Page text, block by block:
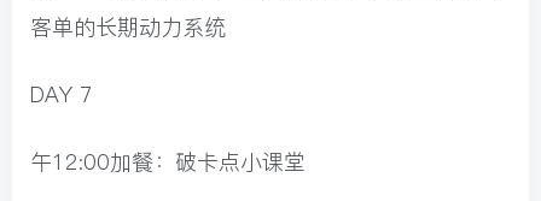
客单的长期动力系统
DAY 7
午12:00加餐：破卡点小课堂